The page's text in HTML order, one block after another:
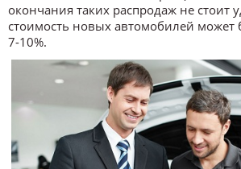
окончания таких распродаж не стоит
стоимость новых автомобилей может
7-10%.